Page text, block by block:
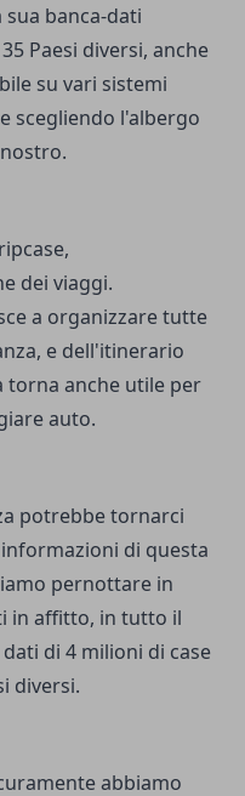
banca-dati
Paesi diversi, anche
su vari sistemi
scegliendo l'albergo
dei viaggi.
a organizzare tutte
e dell'itinerario
torna anche utile per
auto.
potrebbe tornarci
di questa
pernottare in
in affitto, in tutto il
di 4 milioni di case
diversi.
abbiamo